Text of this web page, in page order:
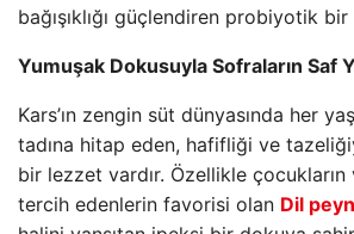
bağışıklığı güçlendiren probiyotik
Yumuşak Dokusuyla Sofraların Saf
Kars’ın zengin süt dünyasında her
tadına hitap eden, hafifliği ve
bir lezzet vardır. Özellikle çocukların
tercih edenlerin favorisi olan Dil